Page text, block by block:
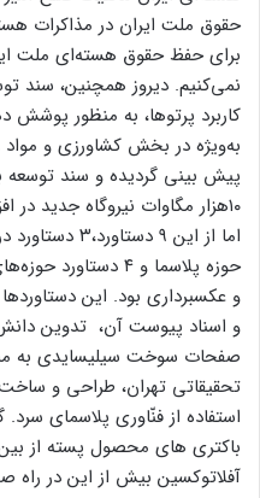
حقوق ملت ایران در مذاکرات
برای حفظ حقوق هسته‌ای ملت
نمی‌کنیم. دیروز همچنین، سند
کاربرد پرتوها، به منظور
پیش بینی گردیده و سند توسعه
۱۰هزار مگاوات نیروگاه جدید
حوزه پلاسما و ۴
و عکسبرداری بود. این
و اسناد پیوست آن، تدوین
صفحات سوخت سیلیسایدی به
تحقیقاتی تهران، طراحی و
استفاده از فنّاوری پلاسمای
باکتری های محصول پسته از
آفلاتوکسین بیش از این در راه